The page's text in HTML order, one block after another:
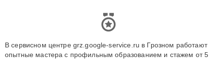
В сервисном центре grz.google-service.ru в Грозном работают
опытные мастера с профильным образованием и стажем от 5